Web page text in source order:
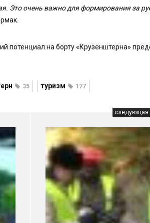
Это очень важно для формирования за
потенциал на борту «Крузенштерна»
35 туризм 177
следующая